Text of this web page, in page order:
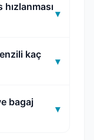
▾
kaç
▾
bagaj
▾